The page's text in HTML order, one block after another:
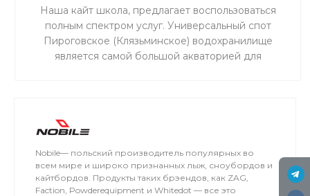
Наша кайт школа, предлагает воспользоваться
полным спектром услуг. Универсальный спот
Пироговское (Клязьминское) водохранилище
является самой большой акваторией для
мокро или нет снега, мы занимаемся на соседнем
Nobile— польский производитель популярных во
всем мире и широко признанных лыж, сноубордов и
кайтбордов. Продукты таких брэендов, как ZAG,
Faction, Powderequipment и Whitedot — все это